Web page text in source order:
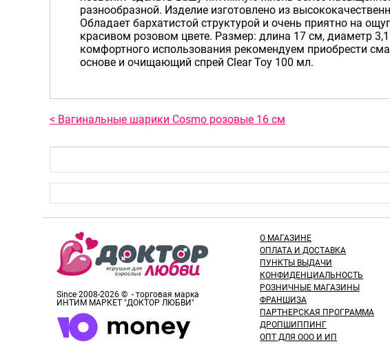
разнообразной. Изделие изготовлено из
Обладает бархатистой структурой и очень приятно на
красивом розовом цвете. Размер: длина 17 см, диаметр
комфортного использования рекомендуем приобрести
основе и очищающий спрей Clear Toy 100 мл.
< Вагинальные шарики Cosmo розовые 16 см
Since 2008-2026 © - торговая марка
ИНТИМ МАРКЕТ "ДОКТОР ЛЮБВИ"
О МАГАЗИНЕ
ОПЛАТА И ДОСТАВКА
ПУНКТЫ ВЫДАЧИ
КОНФИДЕНЦИАЛЬНОСТЬ
РОЗНИЧНЫЕ МАГАЗИНЫ
ФРАНШИЗА
ПАРТНЕРСКАЯ ПРОГРАММА
ДРОПШИППИНГ
ОПТ ДЛЯ ООО И ИП